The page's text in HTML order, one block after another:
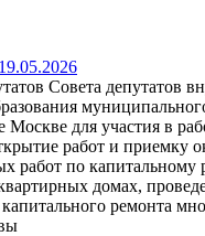
Совета депутатов
для участия в
работ и приемку
работ по капитальному
домах,
ремонта